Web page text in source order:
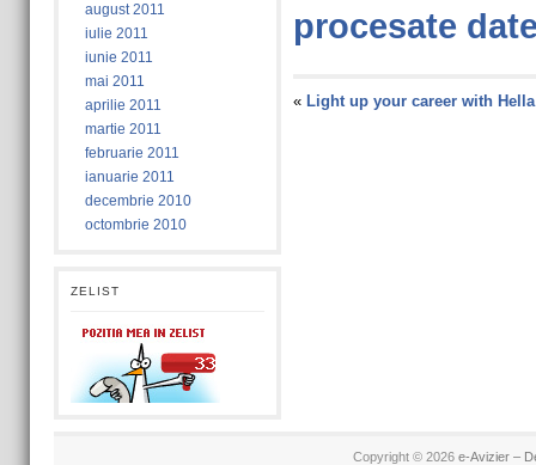
august 2011
iulie 2011
iunie 2011
mai 2011
aprilie 2011
martie 2011
februarie 2011
ianuarie 2011
decembrie 2010
octombrie 2010
ZELIST
procesate
« Light up your career with Hella
Copyright © 2026 e-Avizier –